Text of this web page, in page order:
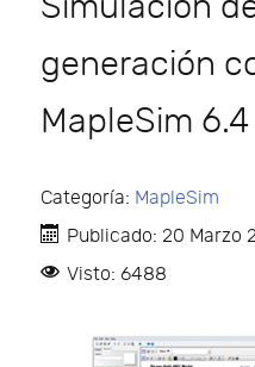
generación
MapleSim 6.4
Categoría: MapleSim
Publicado: 20 Marzo
Visto: 6488